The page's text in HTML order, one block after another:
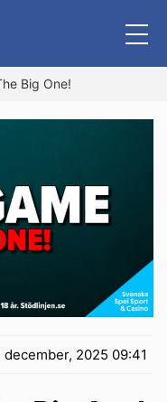
Big One!
december, 2025 09:41